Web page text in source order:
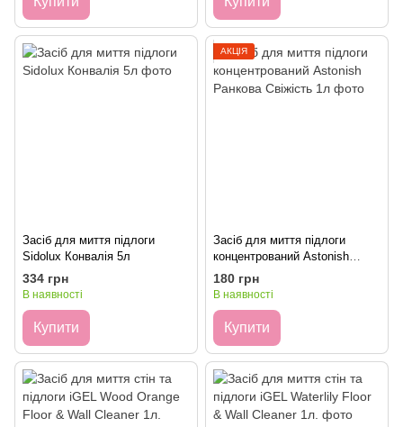
Засіб для миття підлоги
Sidolux Конвалія 5л
334 грн
В наявності
Купити
АКЦІЯ
Засіб для миття підлоги
концентрований Astonish
Ранкова Свіжість 1л
180 грн
В наявності
Купити